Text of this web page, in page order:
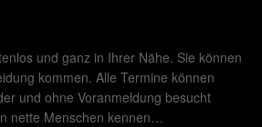
und ganz in Ihrer Nähe. Sie können
kommen. Alle Termine können
und ohne Voranmeldung besucht
nette Menschen kennen…